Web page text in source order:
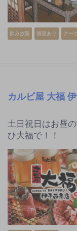
飲み放題 個室あり クー
カルビ屋 大福
土日祝日はお昼
ひ大福で！！